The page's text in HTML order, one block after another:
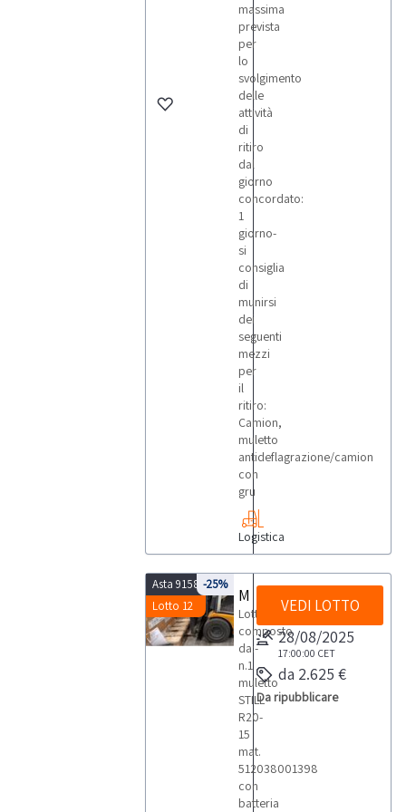
massima
prevista
per
lo
svolgimento
delle
attività
di
ritiro
dal
giorno
concordato:
1
giorno-
si
consiglia
di
munirsi
dei
seguenti
mezzi
per
il
ritiro:
Camion,
muletto
antideflagrazione/camion
con
gru
Logistica
Asta 9158
Lotto 12
-25%
Lotto
composto
da:-
n.1
muletto
STILL
R20-
15
mat.
512038001398
con
batteria
VEDI LOTTO
28/08/2025
17:00:00 CET
da 2.625 €
Da ripubblicare